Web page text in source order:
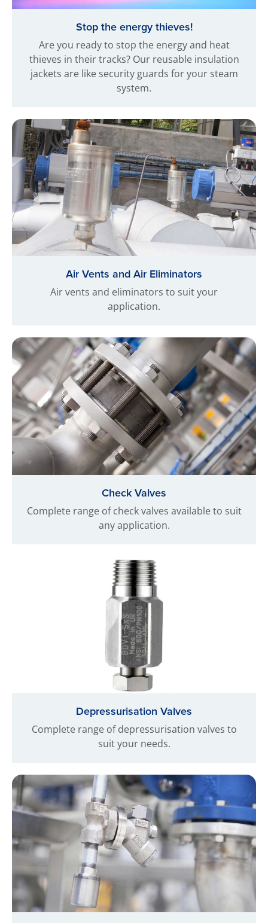
Stop the energy thieves!
Are you ready to stop the energy and heat
thieves in their tracks? Our reusable insulation
jackets are like security guards for your steam
system.
Air Vents and Air Eliminators
Air vents and eliminators to suit your
application.
Check Valves
Complete range of check valves available to suit
any application.
Depressurisation Valves
Complete range of depressurisation valves to
suit your needs.